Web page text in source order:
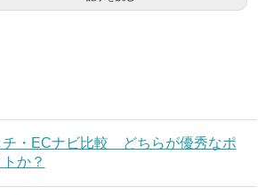
チ・ECナビ比較 どちらが優秀なポ
か？